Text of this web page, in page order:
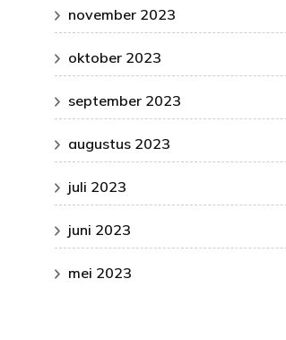
november 2023
oktober 2023
september 2023
augustus 2023
juli 2023
juni 2023
mei 2023